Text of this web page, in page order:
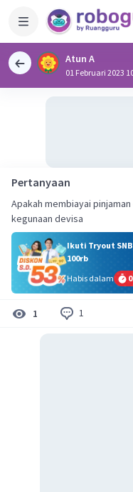
Atun A
01 Februari 2023
Pertanyaan
Apakah membiayai
kegunaan devisa
Ikuti Tryout
100rb
Habis dalam
1 1